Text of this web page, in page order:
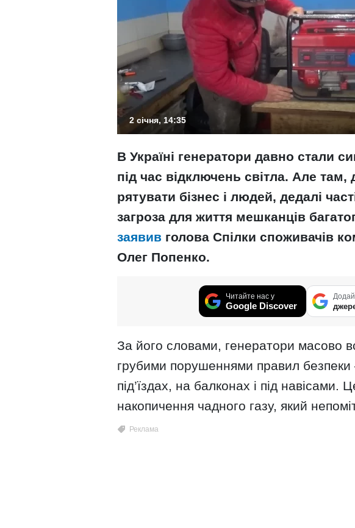
2 січня, 14:35
В Україні генератори давно стали
під час відключень світла. Але
рятувати бізнес і людей, дедалі
загроза для життя мешканців
заявив голова Спілки споживачів
Олег Попенко.
Читайте нас у
Google Discover
За його словами, генератори масово
грубими порушеннями правил безпеки
під’їздах, на балконах і під навісами.
накопичення чадного газу, який